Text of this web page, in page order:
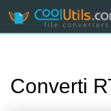
Converti